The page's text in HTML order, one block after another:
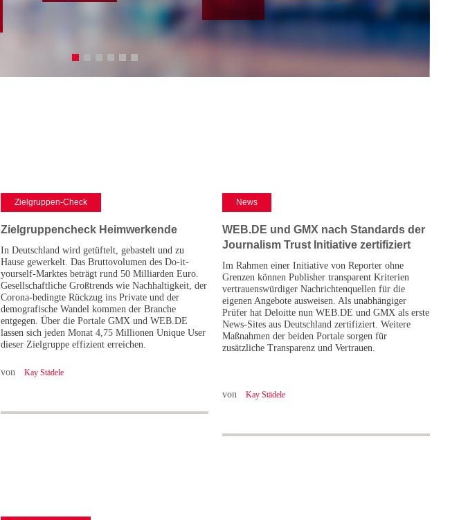
Zielgruppen-Check
Zielgruppencheck Heimwerkende
In Deutschland wird getüftelt, gebastelt und zu
Hause gewerkelt. Das Bruttovolumen des Do-it-
yourself-Marktes beträgt rund 50 Milliarden Euro.
Gesellschaftliche Großtrends wie Nachhaltigkeit, der
Corona-bedingte Rückzug ins Private und der
demografische Wandel kommen der Branche
entgegen. Über die Portale GMX und WEB.DE
lassen sich jeden Monat 4,75 Millionen Unique User
dieser Zielgruppe effizient erreichen.
von Kay Städele
News
WEB.DE und GMX nach Standards der
Journalism Trust Initiative zertifiziert
Im Rahmen einer Initiative von Reporter ohne
Grenzen können Publisher transparent Kriterien
vertrauenswürdiger Nachrichtenquellen für die
eigenen Angebote ausweisen. Als unabhängiger
Prüfer hat Deloitte nun WEB.DE und GMX als erste
News-Sites aus Deutschland zertifiziert. Weitere
Maßnahmen der beiden Portale sorgen für
zusätzliche Transparenz und Vertrauen.
von Kay Städele